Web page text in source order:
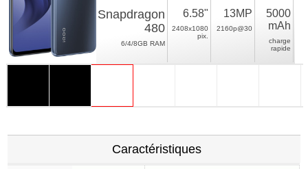
Snapdragon
480
6/4/8GB RAM
6.58"
2408x1080
pix.
13MP
2160p@30
5000
mAh
charge
rapide
Caractéristiques